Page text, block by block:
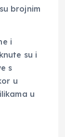
brojnim
i
su i
s
u
u